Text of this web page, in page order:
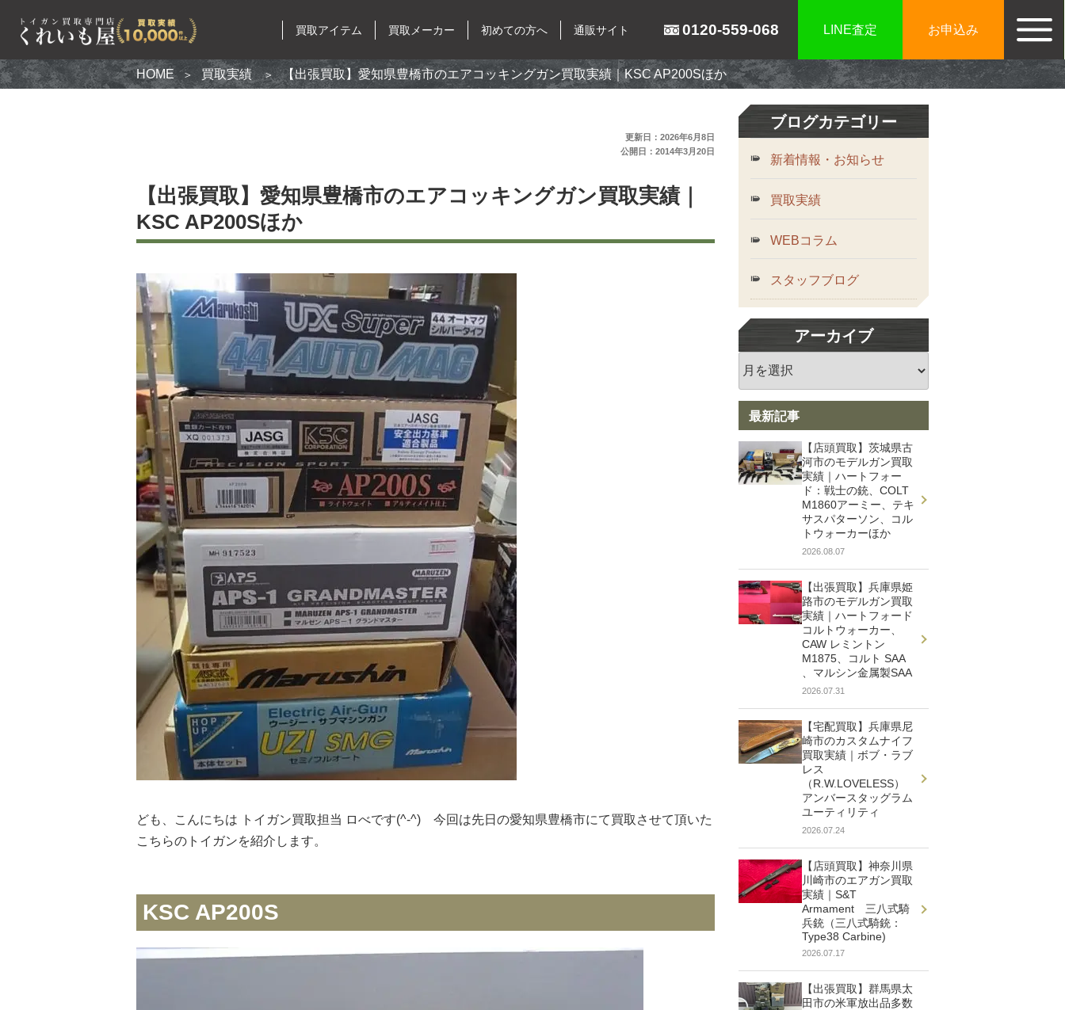
0120-559-068 LINE査定 お申込み
買取アイテム 買取メーカー 初めての方へ 通販サイト
ガスガン
モデルガン
カスタムパーツ
ミリタリーグッズ
ナイフ
日本刀・模造刀
アーチェリー
アウトドア用品
買取メーカー
マルシン
ウエスタンアームズ
お知らせ
買取実績
ご利用案内
ご利用が初めての方へ
宅配買取の流れ
出張買取の流れ
よくある質問
関東・関西エリアの出張買取強化
中！
くれいも屋について
会社概要
スタッフ紹介
スタッフブログ
HOME 買取実績 【出張買取】愛知県豊橋市のエアコッキングガン買取実績｜KSC AP200Sほか
更新日：2026年6月8日
公開日：2014年3月20日
【出張買取】愛知県豊橋市のエアコッキングガン買取実績｜
KSC AP200Sほか
ども、こんにちは トイガン買取担当 ロべです(^-^)ゝ今回は先日の愛知県豊橋市にて買取させて頂いた
こちらのトイガンを紹介します。
KSC AP200S
ブログカテゴリー
新着情報・お知らせ
買取実績
WEBコラム
スタッフブログ
アーカイブ
最新記事
【店頭買取】茨城県古
河市のモデルガン買取
実績｜ハートフォー
ド：戦士の銃、COLT
M1860アーミー、テキ
サスパターソン、コル
トウォーカーほか
2026.08.07
【出張買取】兵庫県姫
路市のモデルガン買取
実績｜ハートフォード
コルトウォーカー、
CAW レミントン
M1875、コルト SAA
、マルシン金属製SAA
2026.07.31
【宅配買取】兵庫県尼
崎市のカスタムナイフ
買取実績｜ボブ・ラブ
レス
（R.W.LOVELESS）
アンバースタッグラム
ユーティリティ
2026.07.24
【店頭買取】神奈川県
川崎市のエアガン買取
実績｜S&T
Armament 三八式騎
兵銃（三八式騎銃：
Type38 Carbine)
2026.07.17
【出張買取】群馬県太
田市の米軍放出品多数